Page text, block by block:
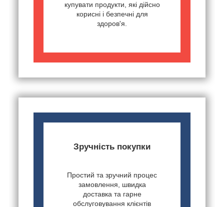
купувати продукти, які дійсно
корисні і безпечні для
здоров'я.
Зручність покупки
Простий та зручний процес
замовлення, швидка
доставка та гарне
обслуговування клієнтів